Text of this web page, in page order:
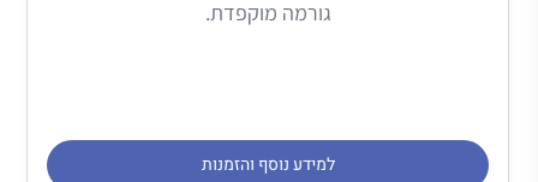
גורמה מוקפדת.
למידע נוסף והזמנות